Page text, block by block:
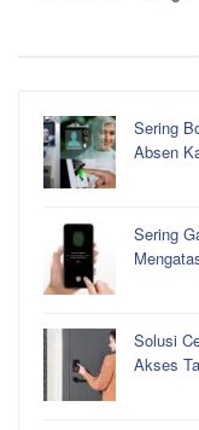
Sering
Absen
Sering
Solusi
Akses